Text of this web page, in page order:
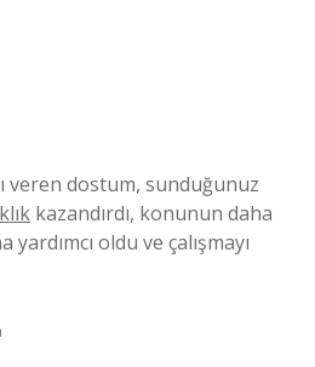
veren dostum, sunduğunuz
kazandırdı, konunun daha
yardımcı oldu ve çalışmayı